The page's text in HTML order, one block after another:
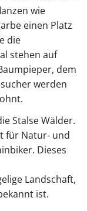
wie
einen Platz
die
stehen auf
dem
werden
Stalse Wälder.
für Natur- und
Dieses
Landschaft,
ist.